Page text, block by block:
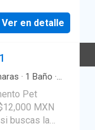
desde
superficie
m². Sus
Ver en detalle
· 1 Baño ·
Pet